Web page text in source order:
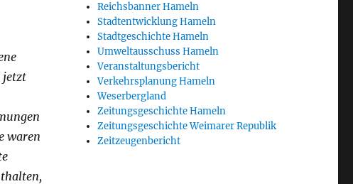
jetzt
waren
Reichsbanner Hameln
Stadtentwicklung Hameln
Stadtgeschichte Hameln
Umweltausschuss Hameln
Veranstaltungsbericht
Verkehrsplanung Hameln
Weserbergland
Zeitungsgeschichte Hameln
Zeitungsgeschichte Weimarer Republik
Zeitzeugenbericht